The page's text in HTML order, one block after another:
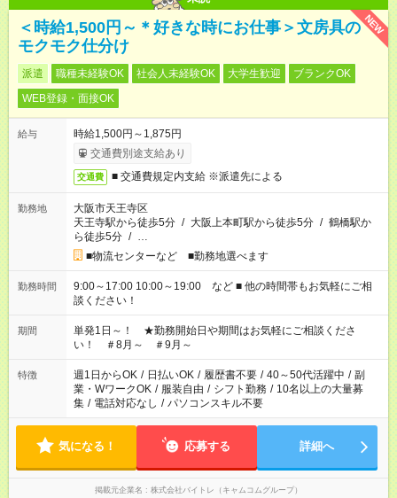
NEW
＜時給1,500円～＊好きな時にお仕事＞文房具の
モクモク仕分け
派遣 職種未経験OK 社会人未経験OK 大学生歓迎
ブランクOK
WEB登録・面接OK
給与
時給1,500円～1,875円
交通費別途支給あり
交通費 ■ 交通費規定内支給 ※派遣先による
勤務地
大阪市天王寺区
天王寺駅から徒歩5分 / 大阪上本町駅から徒歩5分 / 鶴橋駅か
ら徒歩5分 / …
■物流センターなど ■勤務地選べます
勤務時間
9:00～17:00 10:00～19:00 など ■ 他の時間帯もお気軽にご相
談ください！
期間
単発1日～！ ★勤務開始日や期間はお気軽にご相談くださ
い！ ＃8月～ ＃9月～
特徴 週1日からOK / 日払いOK / 履歴書不要 / 40～50代活躍中 / 副
業・WワークOK / 服装自由 / シフト勤務 / 10名以上の大量募
集 / 電話対応なし / パソコンスキル不要
気になる！ 応募する 詳細へ
掲載元企業名 株式会社バイトレ（キャムコムグループ）